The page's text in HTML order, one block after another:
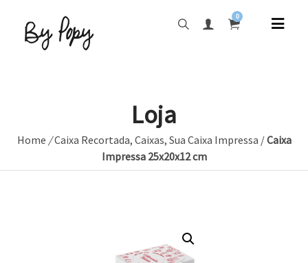
0
Loja
Home /Caixa Recortada, Caixas, Sua Caixa Impressa /Caixa
Impressa 25x20x12 cm